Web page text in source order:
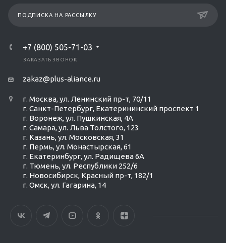
ПОДПИСКА НА РАССЫЛКУ
+7 (800) 505-71-03
ЗАКАЗАТЬ ЗВОНОК
zakaz@plus-aliance.ru
г. Москва, ул. Ленинский пр-т, 70/11
г. Санкт-Петербург, Екатерининский проспект 1
г. Воронеж, ул. Пушкинская, 4А
г. Самара, ул. Льва Толстого, 123
г. Казань, ул. Московская, 31
г. Пермь, ул. Монастырская, 61
г. Екатеринбург, ул. Радищева 6А
г. Тюмень, ул. Республики 252/6
г. Новосибирск, Красный пр-т, 182/1
г. Омск, ул. ​Гагарина, 14